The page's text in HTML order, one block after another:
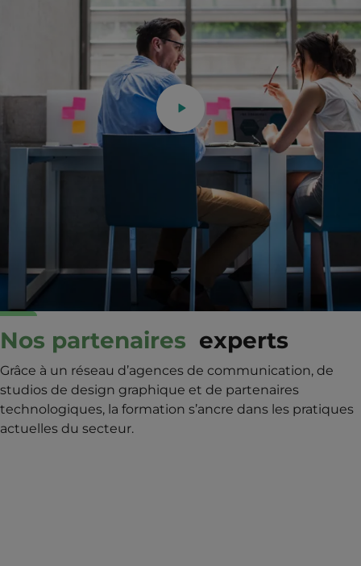
Nos partenaires experts
Grâce à un réseau d’agences de communication, de
studios de design graphique et de partenaires
technologiques, la formation s’ancre dans les pratiques
actuelles du secteur.